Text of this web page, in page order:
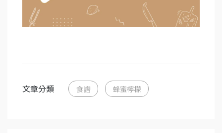
文章分類 食譜 蜂蜜檸檬